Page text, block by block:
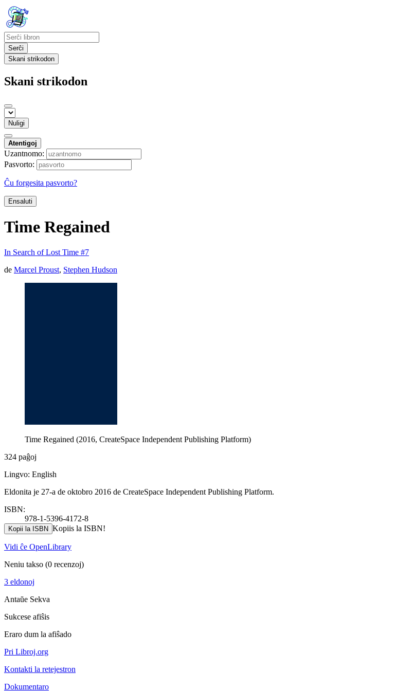
Serĉi
Skani strikodon
Skani strikodon
Nuligi
Atentigoj
Uzantnomo:
Pasvorto:
Ĉu forgesita pasvorto?
Ensaluti
Time Regained
In Search of Lost Time #7
de Marcel Proust, Stephen Hudson
Time Regained (2016, CreateSpace Independent Publishing Platform)
324 paĝoj
Lingvo: English
Eldonita je 27-a de oktobro 2016 de CreateSpace Independent Publishing Platform.
ISBN:
978-1-5396-4172-8
Kopii la ISBN Kopiis la ISBN!
Vidi ĉe OpenLibrary
Neniu takso (0 recenzoj)
3 eldonoj
Antaŭe Sekva
Sukcese afiŝis
Eraro dum la afiŝado
Pri Libroj.org
Kontakti la retejestron
Dokumentaro